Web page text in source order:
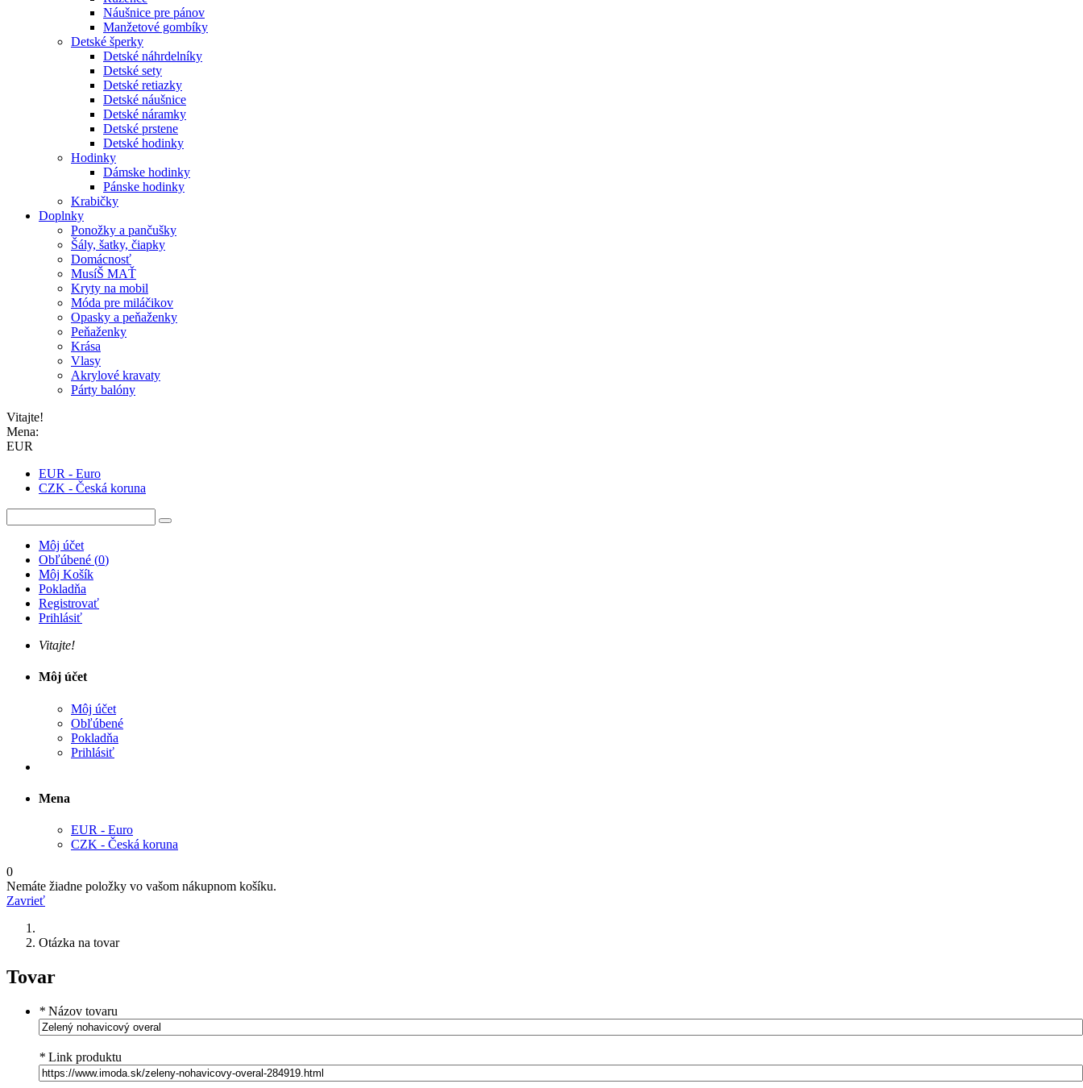
Náušnice pre pánov
Manžetové gombíky
Detské šperky
Detské náhrdelníky
Detské sety
Detské retiazky
Detské náušnice
Detské náramky
Detské prstene
Detské hodinky
Hodinky
Dámske hodinky
Pánske hodinky
Krabičky
Doplnky
Ponožky a pančušky
Šály, šatky, čiapky
Domácnosť
MusíŠ MAŤ
Kryty na mobil
Móda pre miláčikov
Opasky a peňaženky
Peňaženky
Krása
Vlasy
Akrylové kravaty
Párty balóny
Vitajte!
Mena:
EUR
EUR - Euro
CZK - Česká koruna
Môj účet
Obľúbené (0)
Môj Košík
Pokladňa
Registrovať
Prihlásiť
Vitajte!
Môj účet
Môj účet
Obľúbené
Pokladňa
Prihlásiť
Mena
EUR - Euro
CZK - Česká koruna
0
Nemáte žiadne položky vo vašom nákupnom košíku.
Zavrieť
Otázka na tovar
Tovar
* Názov tovaru
* Link produktu